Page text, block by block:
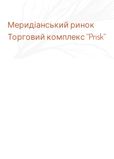
Навігація
записів
Меридіанський ринок
Торговий комплекс “Prisk”